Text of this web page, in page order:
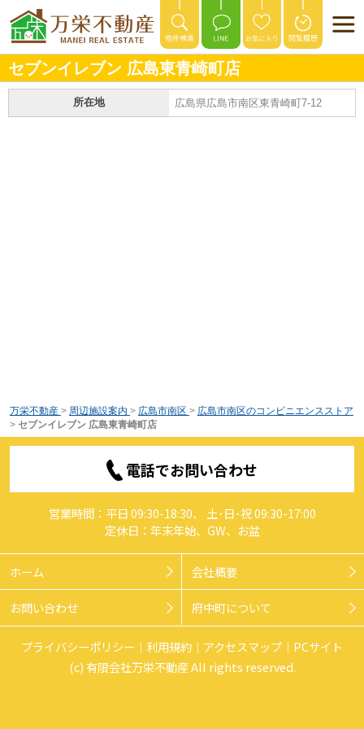
セブンイレブン 広島東青崎町店
所在地 広島県広島市南区東青崎町7-12
万栄不動産 > 周辺施設案内 > 広島市南区 > 広島市南区のコンビニエンスストア
> セブンイレブン 広島東青崎町店
電話でお問い合わせ
営業時間：平日 09:30-18:30、 土･日･祝 09:30-17:00
定休日：年末年始、GW、お盆
ホーム 会社概要
お問い合わせ 府中町について
プライバシーポリシー 利用規約 アクセスマップ
PCサイト
(c) 有限会社万栄不動産 All rights reserved.